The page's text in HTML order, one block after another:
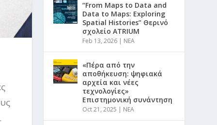
“From Maps to Data and
Data to Maps: Exploring
Spatial Histories” Θερινό
σχολείο ATRIUM
Feb 13, 2026 | NEA
«Πέρα από την
αποθήκευση: ψηφιακά
αρχεία και νέες
τεχνολογίες»
Επιστημονική συνάντηση
Oct 21, 2025 | NEA